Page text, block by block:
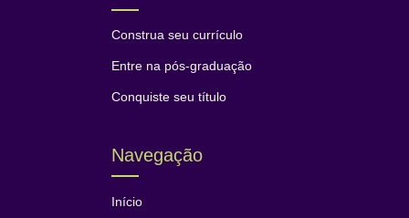
Construa seu currículo
Entre na pós-graduação
Conquiste seu título
Navegação
Início